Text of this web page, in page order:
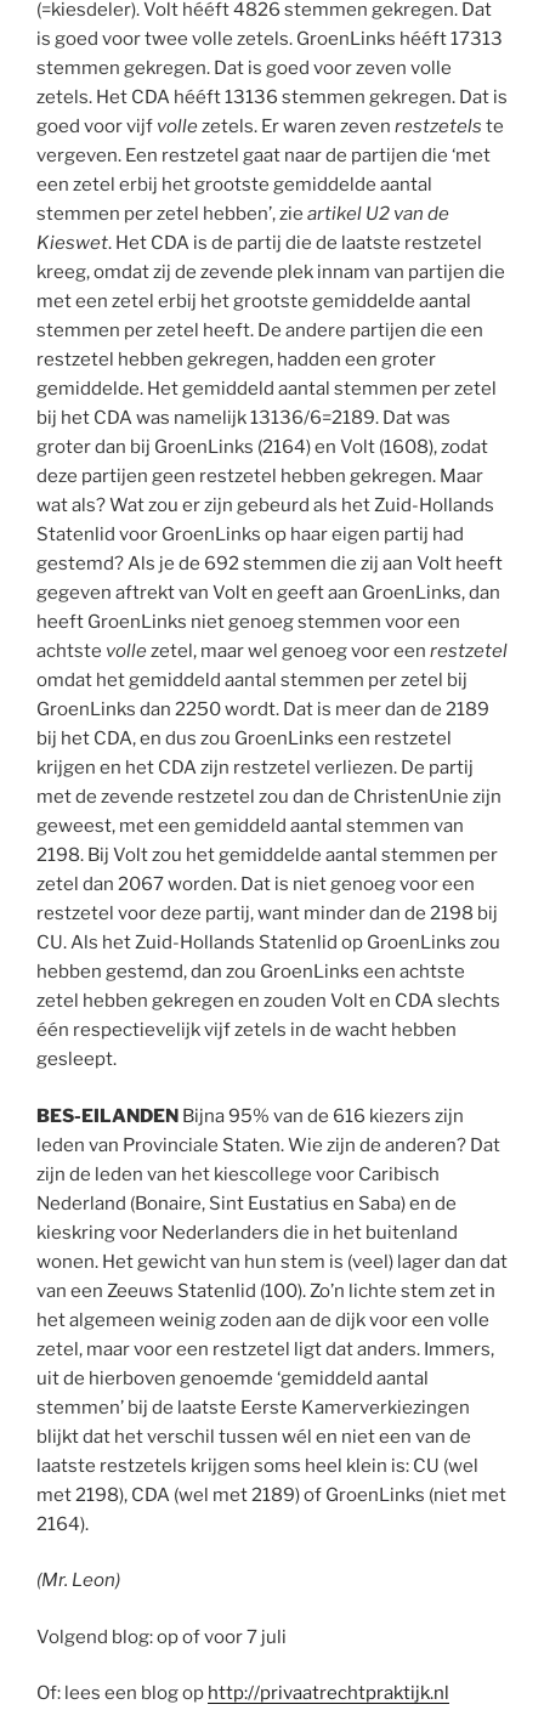
(=kiesdeler). Volt hééft 4826 stemmen gekregen. Dat
is goed voor twee volle zetels. GroenLinks hééft 17313
stemmen gekregen. Dat is goed voor zeven volle
zetels. Het CDA hééft 13136 stemmen gekregen. Dat is
goed voor vijf vollezetels. Er waren zeven restzetels te
vergeven. Een restzetel gaat naar de partijen die ‘met
een zetel erbij het grootste gemiddelde aantal
stemmen per zetel hebben’, zie artikel U2 van de
Kieswet. Het CDA is de partij die de laatste restzetel
kreeg, omdat zij de zevende plek innam van partijen die
met een zetel erbij het grootste gemiddelde aantal
stemmen per zetel heeft. De andere partijen die een
restzetel hebben gekregen, hadden een groter
gemiddelde. Het gemiddeld aantal stemmen per zetel
bij het CDA was namelijk 13136/6=2189. Dat was
groter dan bij GroenLinks (2164) en Volt (1608), zodat
deze partijen geen restzetel hebben gekregen. Maar
wat als? Wat zou er zijn gebeurd als het Zuid-Hollands
Statenlid voor GroenLinks op haar eigen partij had
gestemd? Als je de 692 stemmen die zij aan Volt heeft
gegeven aftrekt van Volt en geeft aan GroenLinks, dan
heeft GroenLinks niet genoeg stemmen voor een
achtste vollezetel, maar wel genoeg voor een restzetel
omdat het gemiddeld aantal stemmen per zetel bij
GroenLinks dan 2250 wordt. Dat is meer dan de 2189
bij het CDA, en dus zou GroenLinks een restzetel
krijgen en het CDA zijn restzetel verliezen. De partij
met de zevende restzetel zou dan de ChristenUnie zijn
geweest, met een gemiddeld aantal stemmen van
2198. Bij Volt zou het gemiddelde aantal stemmen per
zetel dan 2067 worden. Dat is niet genoeg voor een
restzetel voor deze partij, want minder dan de 2198 bij
CU. Als het Zuid-Hollands Statenlid op GroenLinks zou
hebben gestemd, dan zou GroenLinks een achtste
zetel hebben gekregen en zouden Volt en CDA slechts
één respectievelijk vijf zetels in de wacht hebben
gesleept.
BES-EILANDEN Bijna 95% van de 616 kiezers zijn
leden van Provinciale Staten. Wie zijn de anderen? Dat
zijn de leden van het kiescollege voor Caribisch
Nederland (Bonaire, Sint Eustatius en Saba) en de
kieskring voor Nederlanders die in het buitenland
wonen. Het gewicht van hun stem is (veel) lager dan dat
van een Zeeuws Statenlid (100). Zo’n lichte stem zet in
het algemeen weinig zoden aan de dijk voor een volle
zetel, maar voor een restzetel ligt dat anders. Immers,
uit de hierboven genoemde ‘gemiddeld aantal
stemmen’ bij de laatste Eerste Kamerverkiezingen
blijkt dat het verschil tussen wél en niet een van de
laatste restzetels krijgen soms heel klein is: CU (wel
met 2198), CDA (wel met 2189) of GroenLinks (niet met
2164).
(Mr. Leon)
Volgend blog: op of voor 7 juli
Of: lees een blog op http://privaatrechtpraktijk.nl